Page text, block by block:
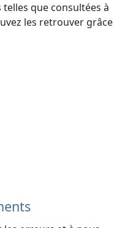
que consultées à
les retrouver grâce